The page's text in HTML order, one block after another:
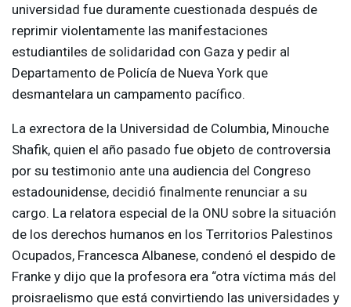
universidad fue duramente cuestionada después de
reprimir violentamente las manifestaciones
estudiantiles de solidaridad con Gaza y pedir al
Departamento de Policía de Nueva York que
desmantelara un campamento pacífico.
La exrectora de la Universidad de Columbia, Minouche
Shafik, quien el año pasado fue objeto de controversia
por su testimonio ante una audiencia del Congreso
estadounidense, decidió finalmente renunciar a su
cargo. La relatora especial de la ONU sobre la situación
de los derechos humanos en los Territorios Palestinos
Ocupados, Francesca Albanese, condenó el despido de
Franke y dijo que la profesora era “otra víctima más del
proisraelismo que está convirtiendo las universidades y